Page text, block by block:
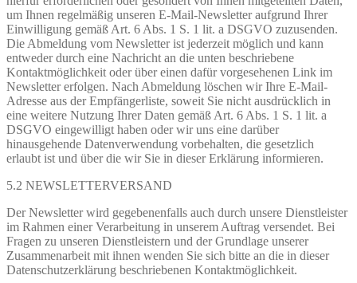
um Ihnen regelmäßig unseren E-Mail-Newsletter aufgrund Ihrer
Einwilligung gemäß Art. 6 Abs. 1 S. 1 lit. a DSGVO zuzusenden.
Die Abmeldung vom Newsletter ist jederzeit möglich und kann
entweder durch eine Nachricht an die unten beschriebene
Kontaktmöglichkeit oder über einen dafür vorgesehenen Link im
Newsletter erfolgen. Nach Abmeldung löschen wir Ihre E-Mail-
Adresse aus der Empfängerliste, soweit Sie nicht ausdrücklich in
eine weitere Nutzung Ihrer Daten gemäß Art. 6 Abs. 1 S. 1 lit. a
DSGVO eingewilligt haben oder wir uns eine darüber
hinausgehende Datenverwendung vorbehalten, die gesetzlich
erlaubt ist und über die wir Sie in dieser Erklärung informieren.
5.2 NEWSLETTERVERSAND
Der Newsletter wird gegebenenfalls auch durch unsere Dienstleister
im Rahmen einer Verarbeitung in unserem Auftrag versendet. Bei
Fragen zu unseren Dienstleistern und der Grundlage unserer
Zusammenarbeit mit ihnen wenden Sie sich bitte an die in dieser
Datenschutzerklärung beschriebenen Kontaktmöglichkeit.